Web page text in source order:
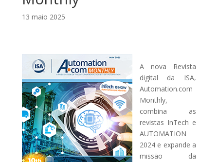
13 maio 2025
A nova Revista
digital da ISA,
Automation.com
Monthly,
combina as
revistas InTech e
AUTOMATION
2024 e expande a
missão da